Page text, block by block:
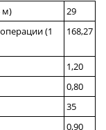
м)
29
(1
168,27
1,20
0,80
35
0,90